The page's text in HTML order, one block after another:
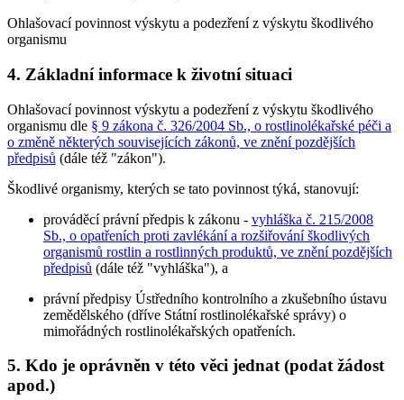
Ohlašovací povinnost výskytu a podezření z výskytu škodlivého
organismu
4. Základní informace k životní situaci
Ohlašovací povinnost výskytu a podezření z výskytu škodlivého
organismu dle § 9 zákona č. 326/2004 Sb., o rostlinolékařské péči a
o změně některých souvisejících zákonů, ve znění pozdějších
předpisů (dále též "zákon").
Škodlivé organismy, kterých se tato povinnost týká, stanovují:
prováděcí právní předpis k zákonu - vyhláška č. 215/2008
Sb., o opatřeních proti zavlékání a rozšiřování škodlivých
organismů rostlin a rostlinných produktů, ve znění pozdějších
předpisů (dále též "vyhláška"), a
právní předpisy Ústředního kontrolního a zkušebního ústavu
zemědělského (dříve Státní rostlinolékařské správy) o
mimořádných rostlinolékařských opatřeních.
5. Kdo je oprávněn v této věci jednat (podat žádost
apod.)